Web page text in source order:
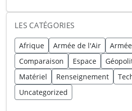
LES CATÉGORIES
Afrique Armée de l'Air
Comparaison
Espace
Matériel
Renseignement
Uncategorized